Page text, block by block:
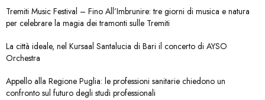
Tremiti Music Festival – Fino All’Imbrunire: tre giorni di musica e natura
per celebrare la magia dei tramonti sulle Tremiti
La città ideale, nel Kursaal Santalucia di Bari il concerto di AYSO
Orchestra
Appello alla Regione Puglia: le professioni sanitarie chiedono un
confronto sul futuro degli studi professionali